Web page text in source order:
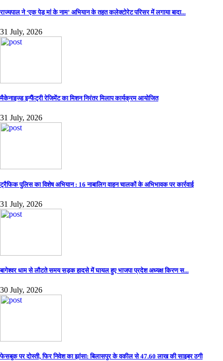
राज्यपाल ने ‘एक पेड़ मां के नाम’ अभियान के तहत कलेक्टोरेट परिसर में लगाया बादा...
31 July, 2026
मैकेनाइज्ड इन्फैंट्री रेजिमेंट का मिशन निरंतर मिलाप कार्यक्रम आयोजित
31 July, 2026
ट्रैफिक पुलिस का विशेष अभियान : 16 नाबालिग वाहन चालकों के अभिभावक पर कार्रवाई
31 July, 2026
बागेश्वर धाम से लौटते समय सड़क हादसे में घायल हुए भाजपा प्रदेश अध्यक्ष किरण स...
30 July, 2026
फेसबुक पर दोस्ती, फिर निवेश का झांसा: बिलासपुर के वकील से 47.60 लाख की साइबर ठगी